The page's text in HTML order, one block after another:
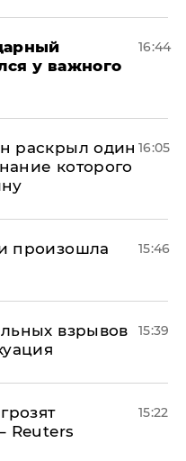
у важного
16:44
раскрыл один
которого
16:05
произошла
15:46
взрывов
15:39
Reuters
15:22